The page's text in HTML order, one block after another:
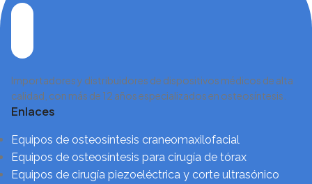
Importadores y distribuidores de dispositivos médicos de alta
calidad, con más de 12 años especializados en osteosíntesis.
Enlaces
Equipos de osteosíntesis craneomaxilofacial
Equipos de osteosíntesis para cirugía de tórax
Equipos de cirugía piezoeléctrica y corte ultrasónico